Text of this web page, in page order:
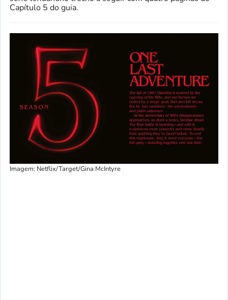
Capítulo 5 do guia.
Imagem: Netflix/Target/Gina McIntyre